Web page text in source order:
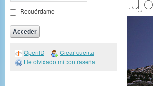
Recuérdame
OpenID
Crear cuenta
He olvidado mi contraseña